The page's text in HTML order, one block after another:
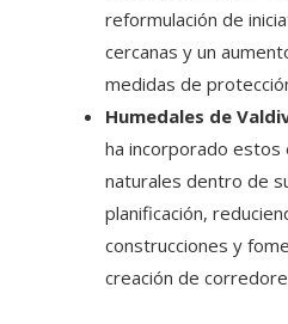
reformulación de
cercanas y un
medidas de
Humedales de
ha incorporado estos
naturales dentro de
planificación,
construcciones y
creación de